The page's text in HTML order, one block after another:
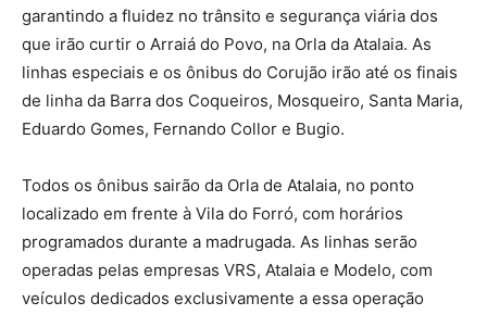
garantindo a fluidez no trânsito e segurança viária dos
que irão curtir o Arraiá do Povo, na Orla da Atalaia. As
linhas especiais e os ônibus do Corujão irão até os finais
de linha da Barra dos Coqueiros, Mosqueiro, Santa Maria,
Eduardo Gomes, Fernando Collor e Bugio.
Todos os ônibus sairão da Orla de Atalaia, no ponto
localizado em frente à Vila do Forró, com horários
programados durante a madrugada. As linhas serão
operadas pelas empresas VRS, Atalaia e Modelo, com
veículos dedicados exclusivamente a essa operação